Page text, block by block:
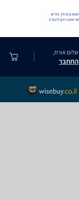
שלום אורח,
התחבר